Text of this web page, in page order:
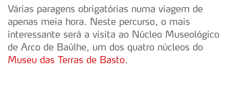
Várias paragens obrigatórias numa viagem de
apenas meia hora. Neste percurso, o mais
interessante será a visita ao Núcleo Museológico
de Arco de Baúlhe, um dos quatro núcleos do
Museu das Terras de Basto.